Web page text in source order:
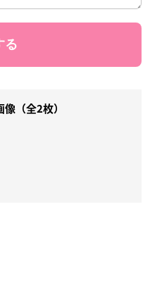
（全2枚）